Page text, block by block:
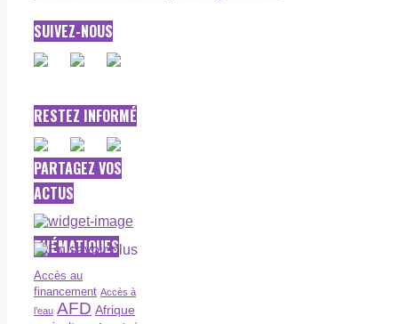
SUIVEZ-NOUS
RESTEZ INFORMÉ
PARTAGEZ VOS
ACTUS
THÉMATIQUES
Accès au
financement Accès à
l’eau AFD Afrique